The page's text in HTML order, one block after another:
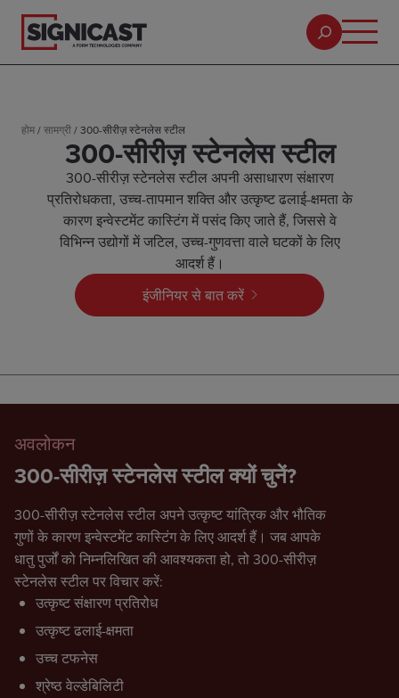
होम/सामग्री/300-सीरीज़ स्टेनलेस स्टील
300-सीरीज़ स्टेनलेस स्टील
300-सीरीज़ स्टेनलेस स्टील अपनी असाधारण संक्षारण
प्रतिरोधकता, उच्च-तापमान शक्ति और उत्कृष्ट ढलाई-क्षमता के
कारण इन्वेस्टमेंट कास्टिंग में पसंद किए जाते हैं, जिससे वे
विभिन्न उद्योगों में जटिल, उच्च-गुणवत्ता वाले घटकों के लिए
आदर्श हैं।
इंजीनियर से बात करें
अवलोकन
300-सीरीज़ स्टेनलेस स्टील क्यों चुनें?
300-सीरीज़ स्टेनलेस स्टील अपने उत्कृष्ट यांत्रिक और भौतिक
गुणों के कारण इन्वेस्टमेंट कास्टिंग के लिए आदर्श हैं। जब आपके
धातु पुर्जों को निम्नलिखित की आवश्यकता हो, तो 300-सीरीज़
स्टेनलेस स्टील पर विचार करें:
उत्कृष्ट संक्षारण प्रतिरोध
उत्कृष्ट ढलाई-क्षमता
उच्च टफनेस
श्रेष्ठ वेल्डेबिलिटी